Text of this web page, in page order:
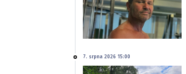
7. srpna 2026 15:00